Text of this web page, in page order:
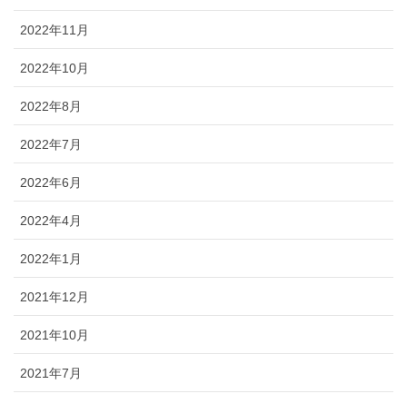
2022年11月
2022年10月
2022年8月
2022年7月
2022年6月
2022年4月
2022年1月
2021年12月
2021年10月
2021年7月